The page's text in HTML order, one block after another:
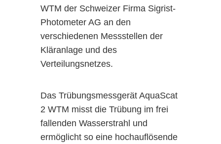
Datenlogger (Advanced: 30
Tage / Premium: 370 Tage)
den industriellen Einsatz
ausgelegt
Das SIGRIST Trübungsmessgerät CT3011 SO
Die Sigrist Photometer wurden
Brauereien eingesetzt. Mit den dann
entwickelten Geräten der neuen
Generation kamen
anwenderspezifische Geräte ins
WTM der Schweizer Firma Sigrist-
Photometer AG an den
verschiedenen Messstellen der
Kläranlage und des
Verteilungsnetzes.
Das Trübungsmessgerät AquaScat
2 WTM misst die Trübung im frei
fallenden Wasserstrahl und
ermöglicht so eine hochauflösende